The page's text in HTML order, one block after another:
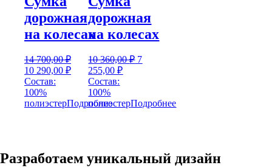
дорожная
на колесах
14 700,00₽
Первоначальная
цена
составляла
14
10 290,00 ₽Текущая
цена:
290,00 ₽.
Состав:
100%
полиэстерПодробнее
дорожная
на колесах
10 360,00₽ Первоначальная
360,00 ₽.
7
255,00₽Текущая
255,00 ₽.
Состав:
100%
полиэстерПодробнее
Разработаем уникальный дизайн